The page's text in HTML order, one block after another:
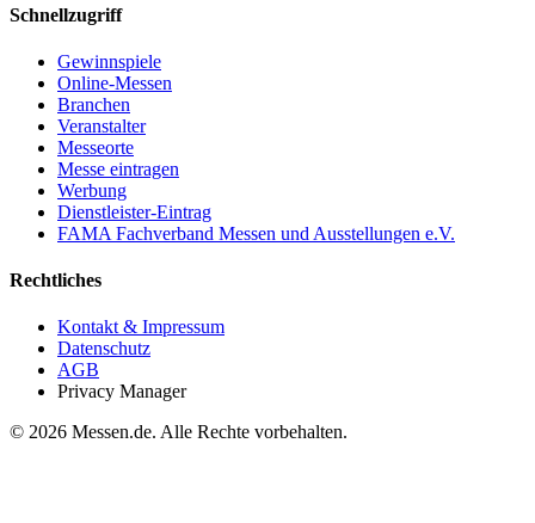
Schnellzugriff
Gewinnspiele
Online-Messen
Branchen
Veranstalter
Messeorte
Messe eintragen
Werbung
Dienstleister-Eintrag
FAMA Fachverband Messen und Ausstellungen e.V.
Rechtliches
Kontakt & Impressum
Datenschutz
AGB
Privacy Manager
© 2026 Messen.de. Alle Rechte vorbehalten.